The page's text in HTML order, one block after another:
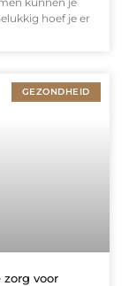
hoef je er
GEZONDHEID
zorg voor